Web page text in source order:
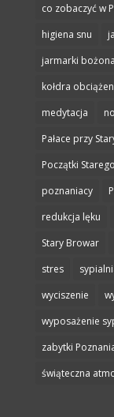
co zobaczyć w
higiena snu
jarmarki
kołdra
medytacja
Pałace przy
Początki
poznaniacy
redukcja lęku
Stary Browar
stres
wyciszenie
wyposażenie
zabytki
świąteczna